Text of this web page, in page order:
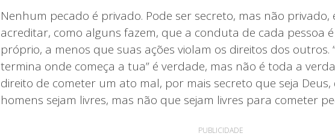
Nenhum pecado é privado. Pode ser secreto, mas não
acreditar, como alguns fazem, que a conduta de cada pessoa
próprio, a menos que suas ações violam os direitos dos outros.
termina onde começa a tua” é verdade, mas não é toda a
direito de cometer um ato mal, por mais secreto que seja
homens sejam livres, mas não que sejam livres para cometer
PUBLICIDADE